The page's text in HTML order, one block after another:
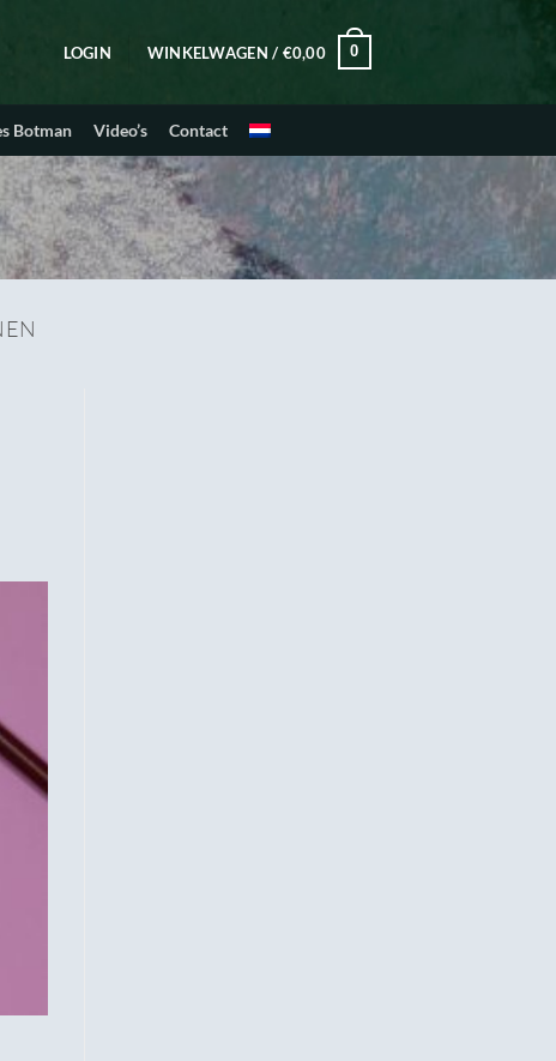
LOGIN WINKELWAGEN / €0,00 0
Botman Video’s Contact